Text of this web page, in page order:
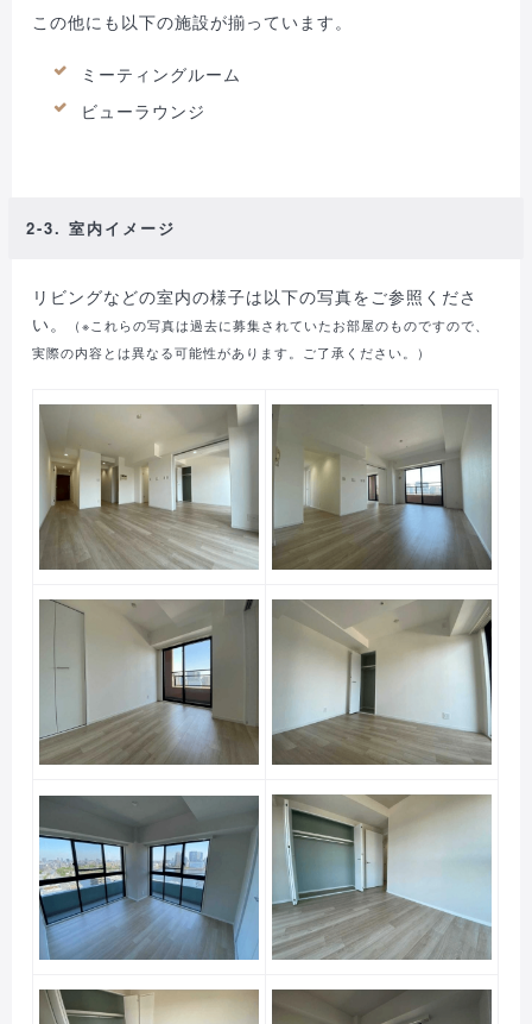
この他にも以下の施設が揃っています。
ミーティングルーム
ビューラウンジ
2-3. 室内イメージ
リビングなどの室内の様子は以下の写真をご参照くださ
い。
（※これらの写真は過去に募集されていたお部屋のものですので、
実際の内容とは異なる可能性があります。ご了承ください。）